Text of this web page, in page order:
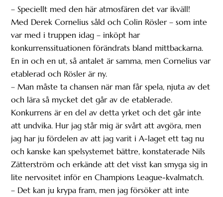
– Speciellt med den här atmosfären det var ikväll!
Med Derek Cornelius såld och Colin Rösler – som inte
var med i truppen idag – inköpt har
konkurrenssituationen förändrats bland mittbackarna.
En in och en ut, så antalet är samma, men Cornelius var
etablerad och Rösler är ny.
– Man måste ta chansen när man får spela, njuta av det
och lära så mycket det går av de etablerade.
Konkurrens är en del av detta yrket och det går inte
att undvika. Hur jag står mig är svårt att avgöra, men
jag har ju fördelen av att jag varit i A-laget ett tag nu
och kanske kan spelsystemet bättre, konstaterade Nils
Zätterström och erkände att det visst kan smyga sig in
lite nervositet inför en Champions League-kvalmatch.
– Det kan ju krypa fram, men jag försöker att inte